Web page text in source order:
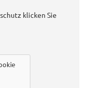
klicken Sie